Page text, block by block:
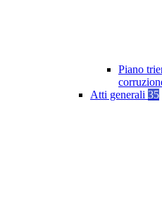
Piano
Atti generali 35